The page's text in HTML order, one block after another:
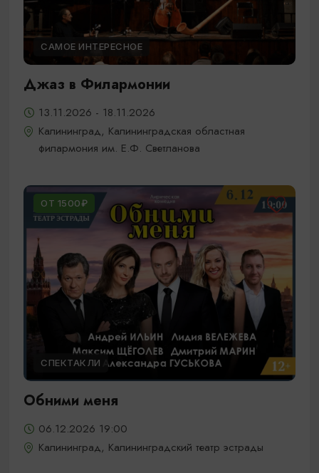
САМОЕ ИНТЕРЕСНОЕ
Джаз в Филармонии
13.11.2026 - 18.11.2026
Калининград, Калининградская областная
филармония им. Е.Ф. Светланова
ОТ 1500₽
СПЕКТАКЛИ
Обними меня
06.12.2026 19:00
Калининград, Калининградский театр эстрады